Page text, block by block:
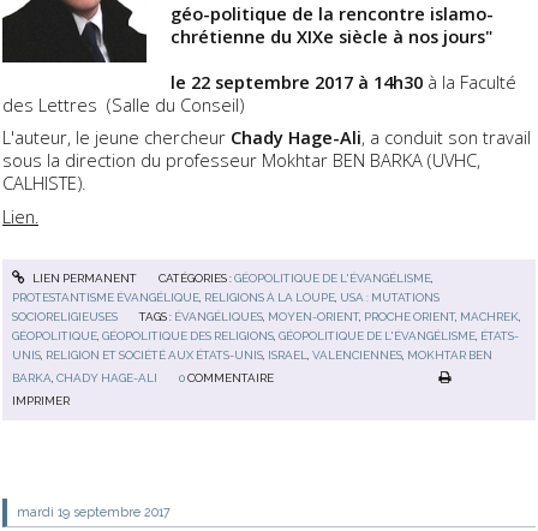
géo-politique de la rencontre islamo-
chrétienne du XIXe siècle à nos jours"
le 22 septembre 2017 à 14h30 à la Faculté
des Lettres (Salle du Conseil)
L'auteur, le jeune chercheur Chady Hage-Ali, a conduit son travail
sous la direction du professeur Mokhtar BEN BARKA (UVHC,
CALHISTE).
Lien.
LIEN PERMANENT CATÉGORIES :GÉOPOLITIQUE DE L'ÉVANGÉLISME,
PROTESTANTISME ÉVANGÉLIQUE RELIGIONS À LA LOUPE USA : MUTATIONS
SOCIORELIGIEUSES
TAGS : ÉVANGÉLIQUES MOYEN-ORIENT, PROCHE ORIENT, MACHREK
GÉOPOLITIQUE ,GÉOPOLITIQUE DES RELIGIONS ,GÉOPOLITIQUE DE L'ÉVANGÉLISME ÉTATS-
UNIS RELIGION ET SOCIÉTÉ AUX ÉTATS-UNIS ISRAEL ,VALENCIENNES MOKHTAR BEN
BARKA ,CHADY HAGE-ALI 0 COMMENTAIRE
IMPRIMER
mardi 19 septembre 2017